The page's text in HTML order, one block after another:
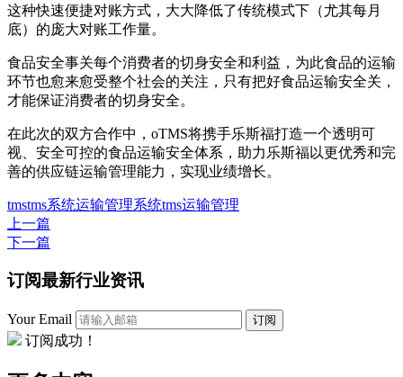
这种快速便捷对账方式，大大降低了传统模式下（尤其每月
底）的庞大对账工作量。
食品安全事关每个消费者的切身安全和利益，为此食品的运输
环节也愈来愈受整个社会的关注，只有把好食品运输安全关，
才能保证消费者的切身安全。
在此次的双方合作中，oTMS将携手乐斯福打造一个透明可
视、安全可控的食品运输安全体系，助力乐斯福以更优秀和完
善的供应链运输管理能力，实现业绩增长。
tmstms系统运输管理系统tms运输管理
上一篇
下一篇
订阅最新行业资讯
Your Email 订阅
订阅成功！